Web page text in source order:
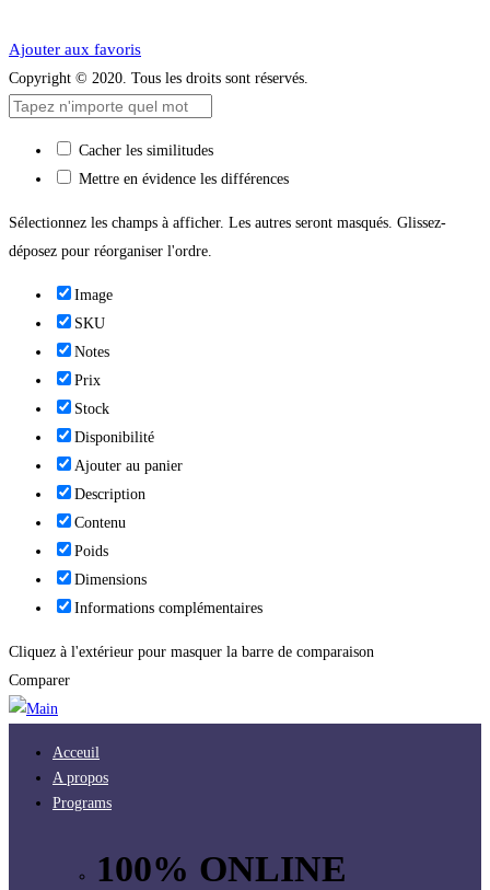
Ajouter aux favoris
Copyright © 2020. Tous les droits sont réservés.
Cacher les similitudes
Mettre en évidence les différences
Sélectionnez les champs à afficher. Les autres seront masqués. Glissez-
déposez pour réorganiser l'ordre.
Image
SKU
Notes
Prix
Stock
Disponibilité
Ajouter au panier
Description
Contenu
Poids
Dimensions
Informations complémentaires
Cliquez à l'extérieur pour masquer la barre de comparaison
Comparer
Acceuil
A propos
Programs
100% ONLINE